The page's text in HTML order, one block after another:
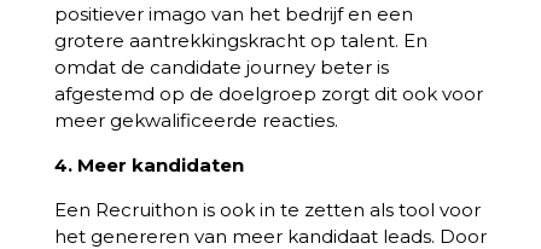
positiever imago van het bedrijf en een
grotere aantrekkingskracht op talent. En
omdat de candidate journey beter is
afgestemd op de doelgroep zorgt dit ook voor
meer gekwalificeerde reacties.
4. Meer kandidaten
Een Recruithon is ook in te zetten als tool voor
het genereren van meer kandidaat leads. Door